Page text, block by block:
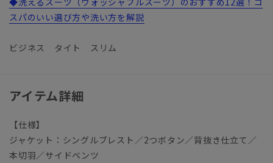
スパのいい選び方や洗い方を解説
ビジネス タイト スリム
アイテム詳細
【仕様】
ジャケット：シングルブレスト／2つボタン／背抜き仕立て／
本切羽／サイドベンツ